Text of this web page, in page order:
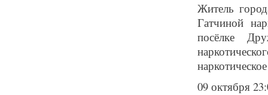
Житель
Гатчиной
посёлке
09 октября